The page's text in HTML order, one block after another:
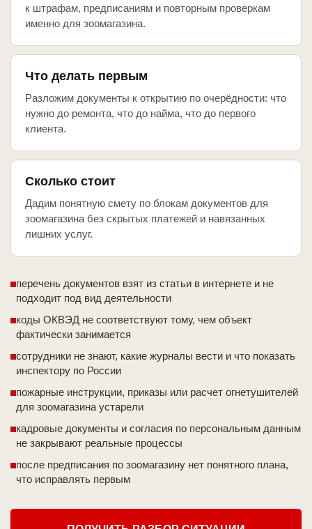
к штрафам, предписаниям и повторным проверкам
именно для зоомагазина.
Что делать первым
Разложим документы к открытию по очерёдности: что
нужно до ремонта, что до найма, что до первого
клиента.
Сколько стоит
Дадим понятную смету по блокам документов для
зоомагазина без скрытых платежей и навязанных
лишних услуг.
перечень документов взят из статьи в интернете и не
подходит под вид деятельности
коды ОКВЭД не соответствуют тому, чем объект
фактически занимается
сотрудники не знают, какие журналы вести и что показать
инспектору по России
пожарные инструкции, приказы или расчет огнетушителей
для зоомагазина устарели
кадровые документы и согласия по персональным данным
не закрывают реальные процессы
после предписания по зоомагазину нет понятного плана,
что исправлять первым